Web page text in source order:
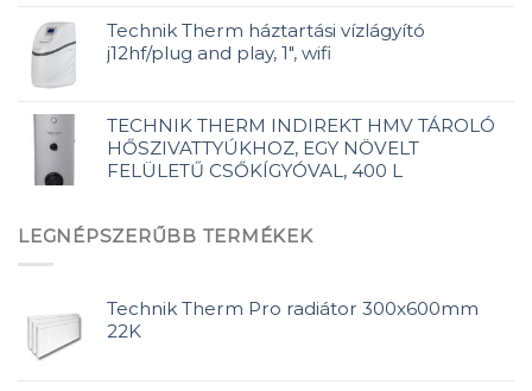
Technik Therm háztartási vízlágyító
j12hf/plug and play, 1", wifi
TECHNIK THERM INDIREKT HMV TÁROLÓ
HŐSZIVATTYÚKHOZ, EGY NÖVELT
FELÜLETŰ CSŐKÍGYÓVAL, 400 L
LEGNÉPSZERŰBB TERMÉKEK
Technik Therm Pro radiátor 300x600mm
22K